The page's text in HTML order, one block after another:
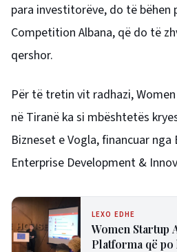
para investitorëve, do të bëhen
Competition Albana, që do të
qershor.
Për të tretin vit radhazi,
në Tiranë ka si mbështetës
Bizneset e Vogla, financuar nga
Enterprise Development &
LEXO EDHE
Women Startup
Platforma që